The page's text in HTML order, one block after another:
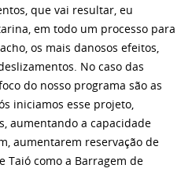
que vai resultar, eu
em todo um processo para
os mais danosos efeitos,
No caso das
do nosso programa são as
iniciamos esse projeto,
aumentando a capacidade
aumentarem reservação de
Taió como a Barragem de